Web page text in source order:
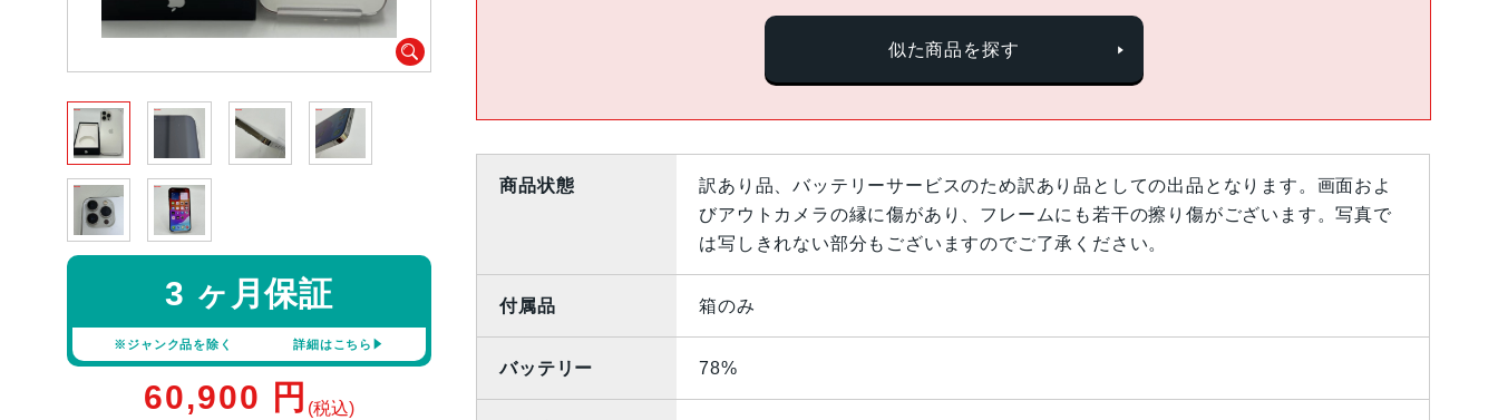
3 ヶ月保証
※ジャンク品を除く 詳細はこちら
60,900 円 (税込)
似た商品を探す
商品状態
訳あり品、バッテリーサービスのため訳あり品としての出品となります。画面およ
びアウトカメラの縁に傷があり、フレームにも若干の擦り傷がございます。写真で
は写しきれない部分もございますのでご了承ください。
付属品 箱のみ
バッテリー 78%